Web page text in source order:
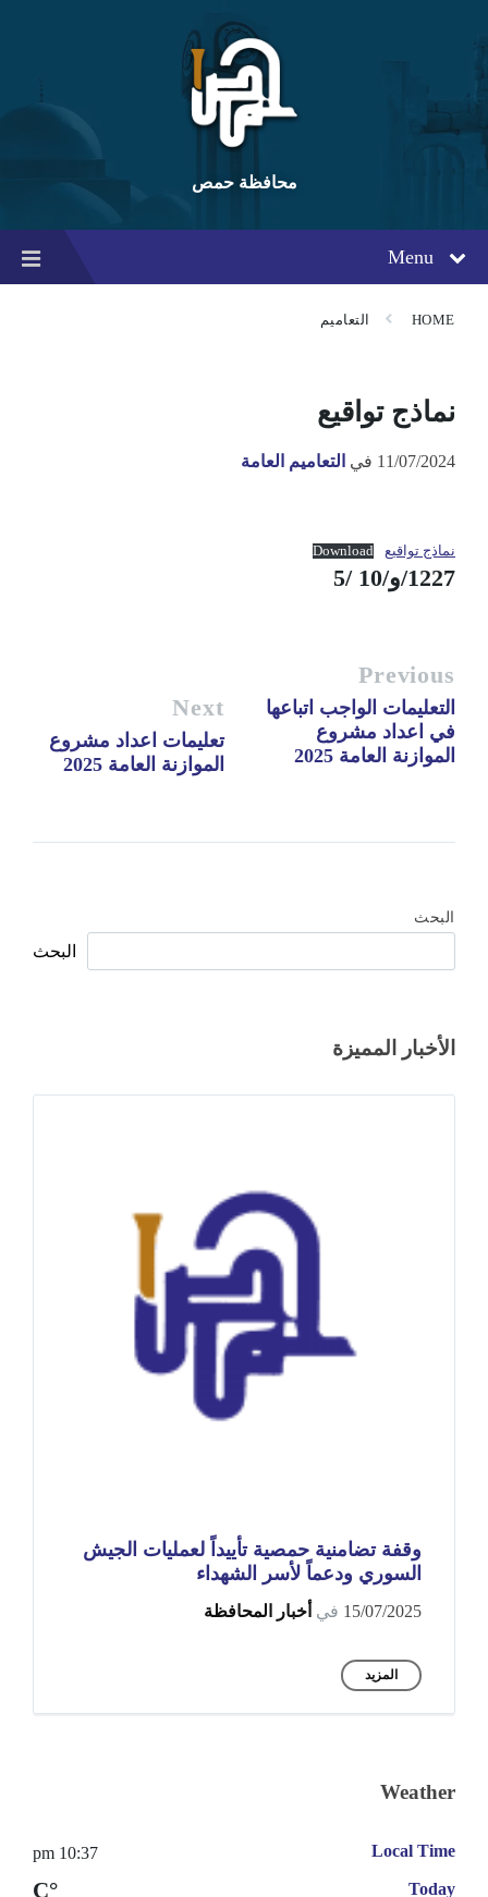
content
main
navigation
footer
محافظة حمص
Menu
HOME التعاميم
نماذج تواقيع
11/07/2024 في التعاميم العامة
نماذج تواقيع Download
1227/و/10 /5
Previous
التعليمات الواجب اتباعها
في اعداد مشروع
الموازنة العامة 2025
Next
تعليمات اعداد مشروع
الموازنة العامة 2025
البحث
البحث
الأخبار المميزة
وقفة تضامنية حمصية تأييداً لعمليات الجيش
السوري ودعماً لأسر الشهداء
15/07/2025 في أخبار المحافظة
المزيد
Weather
Local Time
10:37 pm
Today
°C